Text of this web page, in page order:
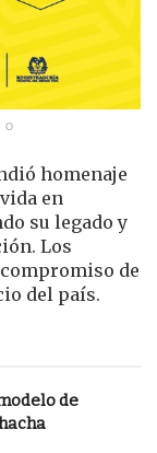
homenaje
en
su legado y
Los
de
del país.
de